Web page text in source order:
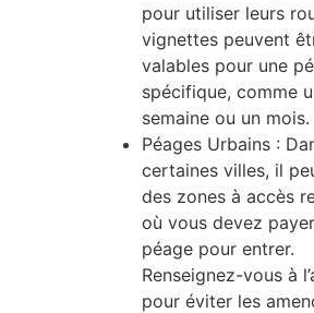
pour utiliser leurs
vignettes peuvent
valables pour une
spécifique, comme
semaine ou un mois.
Péages Urbains :
certaines villes, il
des zones à accès
où vous devez
péage pour entrer.
Renseignez-vous à
pour éviter les